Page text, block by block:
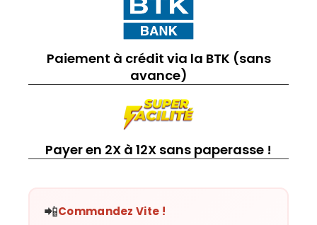
Paiement à crédit via la BTK (sans
avance)
Payer en 2X à 12X sans paperasse !
📲Commandez Vite !